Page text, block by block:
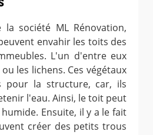
société ML Rénovation,
envahir les toits des
L'un d'entre eux
les lichens. Ces végétaux
pour la structure, car, ils
l'eau. Ainsi, le toit peut
Ensuite, il y a le fait
créer des petits trous